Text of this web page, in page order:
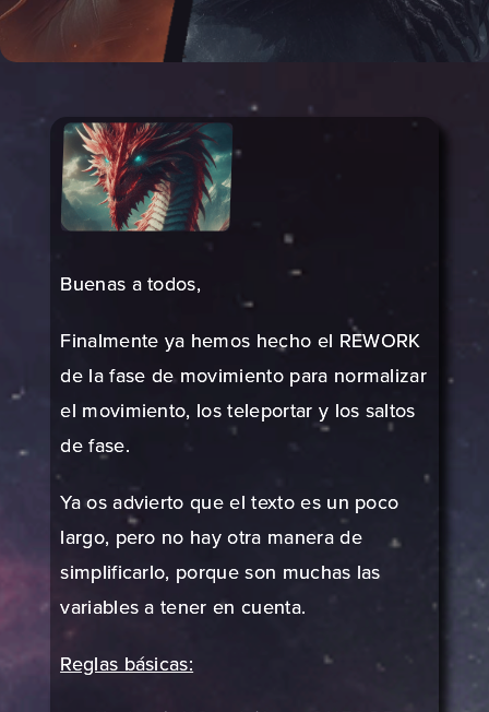
Buenas a todos,
Finalmente ya hemos hecho el REWORK
de la fase de movimiento para normalizar
el movimiento, los teleportar y los saltos
de fase.
Ya os advierto que el texto es un poco
largo, pero no hay otra manera de
simplificarlo, porque son muchas las
variables a tener en cuenta.
Reglas básicas: